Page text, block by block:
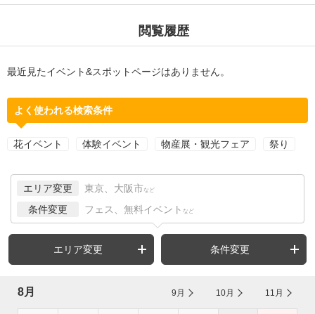
閲覧履歴
最近見たイベント&スポットページはありません。
よく使われる検索条件
花イベント 体験イベント 物産展・観光フェア 祭り
エリア変更 東京、大阪市 など
条件変更 フェス、無料イベント など
エリア変更 条件変更
8月 9月 10月 11月